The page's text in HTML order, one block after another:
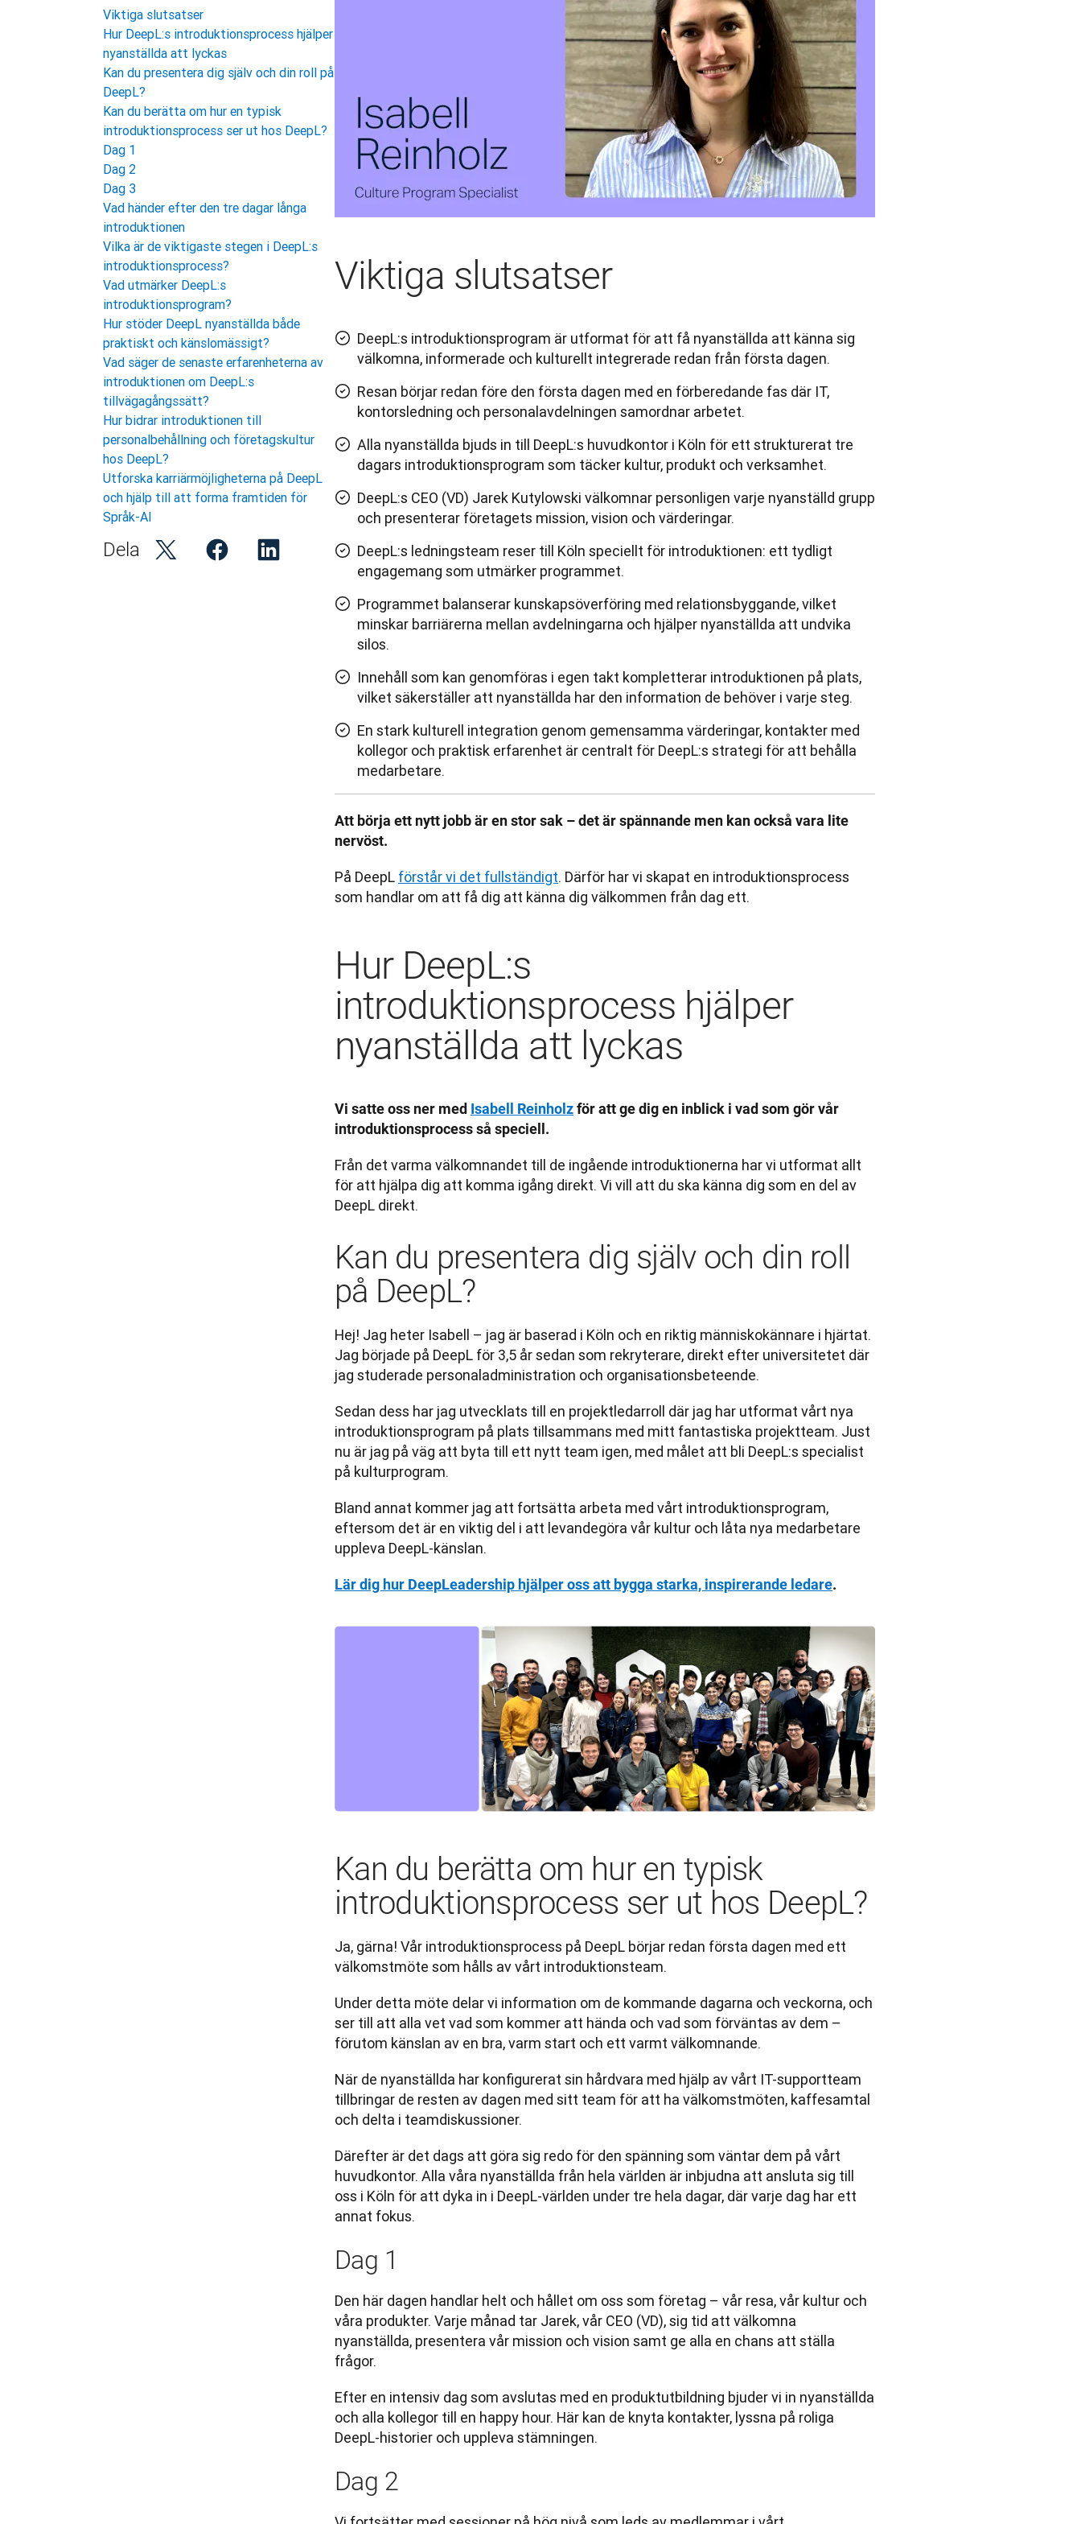
Viktiga slutsatser
DeepL:s introduktionsprogram är utformat för att få nyanställda att känna sig
välkomna, informerade och kulturellt integrerade redan från första dagen.
Resan börjar redan före den första dagen med en förberedande fas där IT,
kontorsledning och personalavdelningen samordnar arbetet.
Alla nyanställda bjuds in till DeepL:s huvudkontor i Köln för ett strukturerat tre
dagars introduktionsprogram som täcker kultur, produkt och verksamhet.
DeepL:s CEO (VD) Jarek Kutylowski välkomnar personligen varje nyanställd grupp
och presenterar företagets mission, vision och värderingar.
DeepL:s ledningsteam reser till Köln speciellt för introduktionen: ett tydligt
engagemang som utmärker programmet.
Programmet balanserar kunskapsöverföring med relationsbyggande, vilket
minskar barriärerna mellan avdelningarna och hjälper nyanställda att undvika
silos.
Innehåll som kan genomföras i egen takt kompletterar introduktionen på plats,
vilket säkerställer att nyanställda har den information de behöver i varje steg.
En stark kulturell integration genom gemensamma värderingar, kontakter med
kollegor och praktisk erfarenhet är centralt för DeepL:s strategi för att behålla
medarbetare.
Att börja ett nytt jobb är en stor sak – det är spännande men kan också vara lite
nervöst.
På DeepL förstår vi det fullständigt. Därför har vi skapat en introduktionsprocess
som handlar om att få dig att känna dig välkommen från dag ett.
Hur DeepL:s
introduktionsprocess hjälper
nyanställda att lyckas
Vi satte oss ner med Isabell Reinholz för att ge dig en inblick i vad som gör vår
introduktionsprocess så speciell.
Från det varma välkomnandet till de ingående introduktionerna har vi utformat allt
för att hjälpa dig att komma igång direkt. Vi vill att du ska känna dig som en del av
DeepL direkt.
Kan du presentera dig själv och din roll
på DeepL?
Hej! Jag heter Isabell – jag är baserad i Köln och en riktig människokännare i hjärtat.
Jag började på DeepL för 3,5 år sedan som rekryterare, direkt efter universitetet där
jag studerade personaladministration och organisationsbeteende.
Sedan dess har jag utvecklats till en projektledarroll där jag har utformat vårt nya
introduktionsprogram på plats tillsammans med mitt fantastiska projektteam. Just
nu är jag på väg att byta till ett nytt team igen, med målet att bli DeepL:s specialist
på kulturprogram.
Bland annat kommer jag att fortsätta arbeta med vårt introduktionsprogram,
eftersom det är en viktig del i att levandegöra vår kultur och låta nya medarbetare
uppleva DeepL-känslan.
Lär dig hur DeepLeadership hjälper oss att bygga starka, inspirerande ledare.
Kan du berätta om hur en typisk
introduktionsprocess ser ut hos DeepL?
Ja, gärna! Vår introduktionsprocess på DeepL börjar redan första dagen med ett
välkomstmöte som hålls av vårt introduktionsteam.
Under detta möte delar vi information om de kommande dagarna och veckorna, och
ser till att alla vet vad som kommer att hända och vad som förväntas av dem –
förutom känslan av en bra, varm start och ett varmt välkomnande.
När de nyanställda har konfigurerat sin hårdvara med hjälp av vårt IT-supportteam
tillbringar de resten av dagen med sitt team för att ha välkomstmöten, kaffesamtal
och delta i teamdiskussioner.
Därefter är det dags att göra sig redo för den spänning som väntar dem på vårt
huvudkontor. Alla våra nyanställda från hela världen är inbjudna att ansluta sig till
oss i Köln för att dyka in i DeepL-världen under tre hela dagar, där varje dag har ett
annat fokus.
Dag 1
Den här dagen handlar helt och hållet om oss som företag – vår resa, vår kultur och
våra produkter. Varje månad tar Jarek, vår CEO (VD), sig tid att välkomna
nyanställda, presentera vår mission och vision samt ge alla en chans att ställa
frågor.
Efter en intensiv dag som avslutas med en produktutbildning bjuder vi in nyanställda
och alla kollegor till en happy hour. Här kan de knyta kontakter, lyssna på roliga
DeepL-historier och uppleva stämningen.
Dag 2
Viktiga slutsatser
Hur DeepL:s introduktionsprocess hjälper
nyanställda att lyckas
Kan du presentera dig själv och din roll på
DeepL?
Kan du berätta om hur en typisk
introduktionsprocess ser ut hos DeepL?
Dag 1
Dag 2
Dag 3
Vad händer efter den tre dagar långa
introduktionen
Vilka är de viktigaste stegen i DeepL:s
introduktionsprocess?
Vad utmärker DeepL:s
introduktionsprogram?
Hur stöder DeepL nyanställda både
praktiskt och känslomässigt?
Vad säger de senaste erfarenheterna av
introduktionen om DeepL:s
tillvägagångssätt?
Hur bidrar introduktionen till
personalbehållning och företagskultur
hos DeepL?
Utforska karriärmöjligheterna på DeepL
och hjälp till att forma framtiden för
Språk-AI
Dela